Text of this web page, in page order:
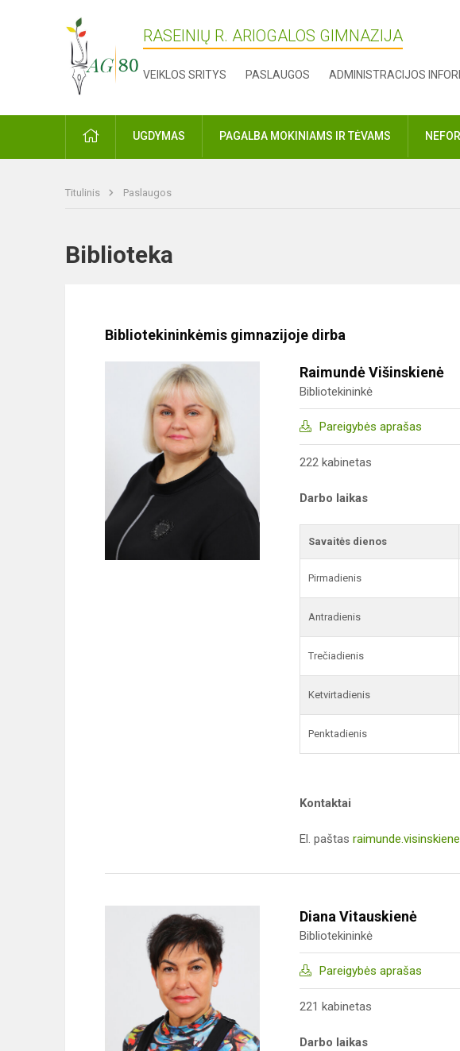
RASEINIŲ R. ARIOGALOS GIMNAZIJA
VEIKLOS SRITYS PASLAUGOS ADMINISTRACIJOS
PRADŽIAUGDYMAS PAGALBA MOKINIAMS IR TĖVAMS
Titulinis Paslaugos
Biblioteka
Bibliotekininkėmis gimnazijoje dirba
Raimundė Višinskienė
Bibliotekininkė
Pareigybės aprašas
222 kabinetas
Darbo laikas
Savaitės dienos
Pirmadienis
Antradienis
Trečiadienis
Ketvirtadienis
Penktadienis
Kontaktai
El. paštas
Diana Vitauskienė
Bibliotekininkė
Pareigybės aprašas
221 kabinetas
Darbo laikas